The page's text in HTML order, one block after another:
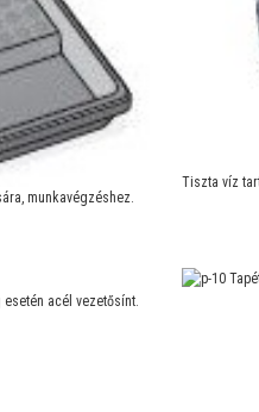
munkavégzéshez.
Tiszta víz
acél vezetősínt.